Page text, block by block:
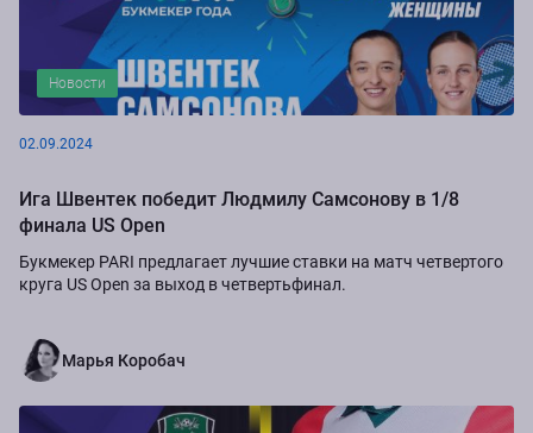
Новости
02.09.2024
Ига Швентек победит Людмилу Самсонову в 1/8
финала US Open
Букмекер PARI предлагает лучшие ставки на матч четвертого
круга US Open за выход в четвертьфинал.
Марья Коробач